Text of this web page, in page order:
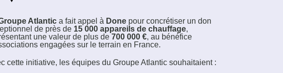
Atlantic a fait appel à Done pour concrétiser un don
de près de 15 000 appareils de chauffage,
une valeur de plus de700 000 €, au bénéfice
engagées sur le terrain en France.
cette initiative, les équipes du Groupe Atlantic souhaitaient :